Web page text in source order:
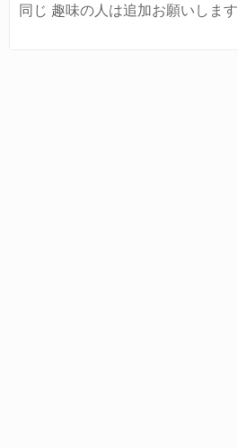
同じ 趣味の人は追加お願いします